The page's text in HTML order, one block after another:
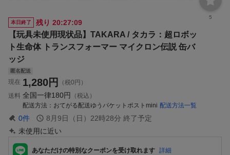
5
本日終了
残り 20:27:09
【玩具未使用現状品】TAKARA / タカラ：超ロボッ
ト生命体 トランスフォーマー マイクロン伝説 缶バ
ッジ
匿名配送
現在 1,280円
（税0円）
送料 全国一律180円
（税込）
配送方法
おてがる配送ゆうパケットポストmini 配送方法一覧
0件 8月9日（日）22時28分 終了予定
未使用に近い
あなただけの特別なクーポンを受け取れます 詳細